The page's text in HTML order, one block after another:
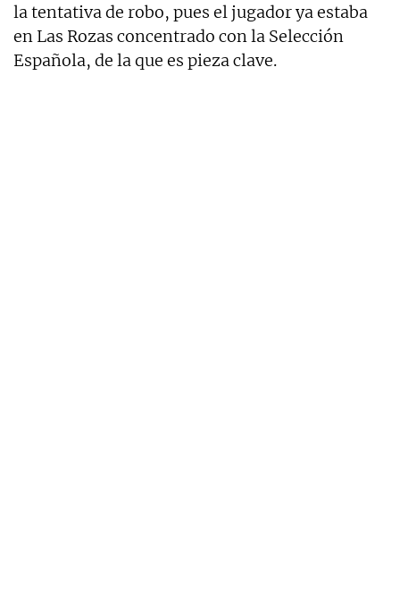
la tentativa de robo, pues el jugador ya estaba
en Las Rozas concentrado con la Selección
Española, de la que es pieza clave.